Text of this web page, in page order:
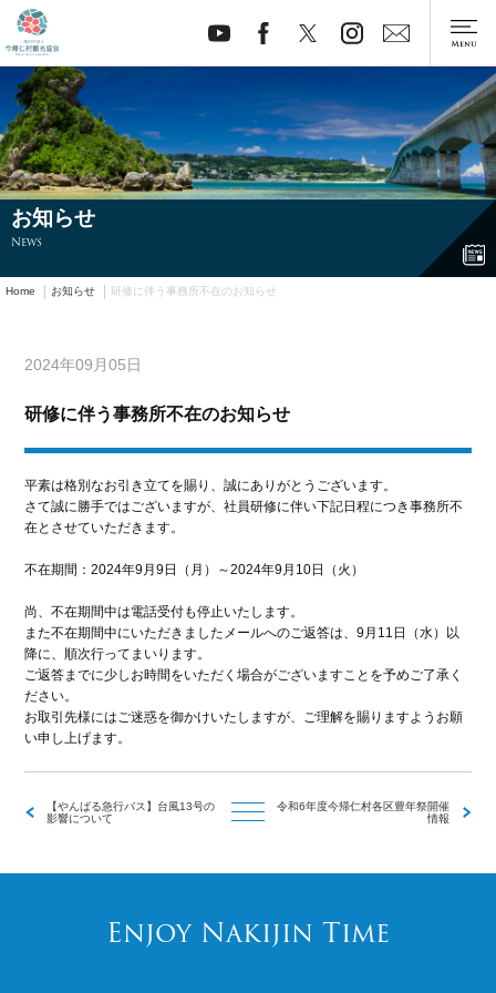
お知らせ
News
Home お知らせ 研修に伴う事務所不在のお知らせ
2024年09月05日
研修に伴う事務所不在のお知らせ
平素は格別なお引き立てを賜り、誠にありがとうございます。
さて誠に勝手ではございますが、社員研修に伴い下記日程につき事務所不
在とさせていただきます。
不在期間：2024年9月9日（月）～2024年9月10日（火）
尚、不在期間中は電話受付も停止いたします。
また不在期間中にいただきましたメールへのご返答は、9月11日（水）以
降に、順次行ってまいります。
ご返答までに少しお時間をいただく場合がございますことを予めご了承く
ださい。
お取引先様にはご迷惑を御かけいたしますが、ご理解を賜りますようお願
い申し上げます。
【やんばる急行バス】台風13号の
影響について
令和6年度今帰仁村各区豊年祭開催
情報
Enjoy Nakijin Time